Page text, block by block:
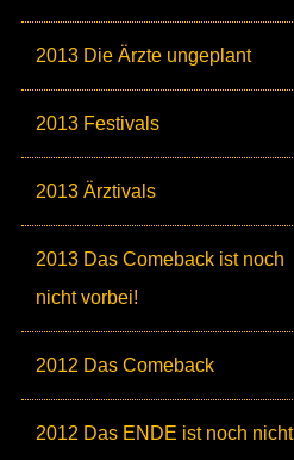
2013 Die Ärzte ungeplant
2013 Festivals
2013 Ärztivals
2013 Das Comeback ist noch
nicht vorbei!
2012 Das Comeback
2012 Das ENDE ist noch nicht